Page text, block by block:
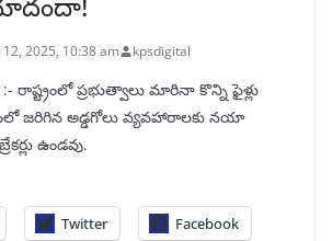
2025, 10:38 am kpsdigital
రాష్ట్రంలో ప్రభుత్వాలు మారినా కొన్ని ఫైళ్లు
జరిగిన అడ్డగోలు వ్యవహారాలకు నయా
ఉండవు.
Twitter Facebook